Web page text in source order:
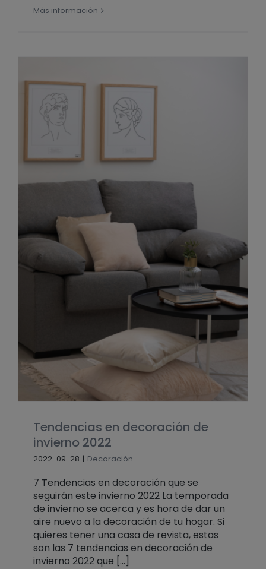
Más información
Tendencias en decoración de
invierno 2022
2022-09-28 | Decoración
7 Tendencias en decoración que se
seguirán este invierno 2022 La temporada
de invierno se acerca y es hora de dar un
aire nuevo a la decoración de tu hogar. Si
quieres tener una casa de revista, estas
son las 7 tendencias en decoración de
invierno 2022 que [...]